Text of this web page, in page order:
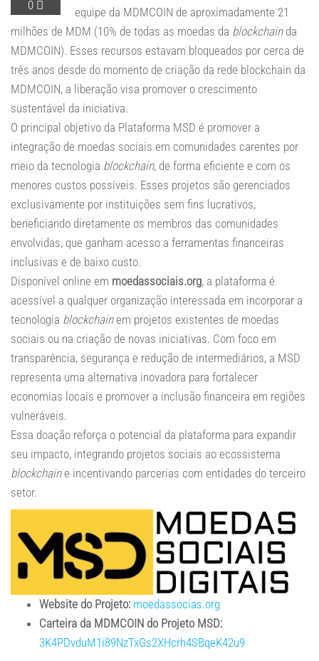
0
equipe da MDMCOIN de aproximadamente 21
milhões de MDM (10% de todas as moedas da blockchain da
MDMCOIN). Esses recursos estavam bloqueados por cerca de
três anos desde do momento de criação da rede blockchain da
MDMCOIN, a liberação visa promover o crescimento
sustentável da iniciativa.
O principal objetivo da Plataforma MSD é promover a
integração de moedas sociais em comunidades carentes por
meio da tecnologia blockchain, de forma eficiente e com os
menores custos possíveis. Esses projetos são gerenciados
exclusivamente por instituições sem fins lucrativos,
beneficiando diretamente os membros das comunidades
envolvidas, que ganham acesso a ferramentas financeiras
inclusivas e de baixo custo.
Disponível online em moedassociais.org, a plataforma é
acessível a qualquer organização interessada em incorporar a
tecnologia blockchainem projetos existentes de moedas
sociais ou na criação de novas iniciativas. Com foco em
transparência, segurança e redução de intermediários, a MSD
representa uma alternativa inovadora para fortalecer
economias locais e promover a inclusão financeira em regiões
vulneráveis.
Essa doação reforça o potencial da plataforma para expandir
seu impacto, integrando projetos sociais ao ecossistema
blockchaine incentivando parcerias com entidades do terceiro
setor.
Website do Projeto: moedassocias.org
Carteira da MDMCOIN do Projeto MSD:
3K4PDvduM1i89NzTxGs2XHcrh4SBqeK42u9